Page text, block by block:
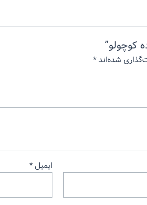
کوچولو”
شده‌اند*
ایمیل*